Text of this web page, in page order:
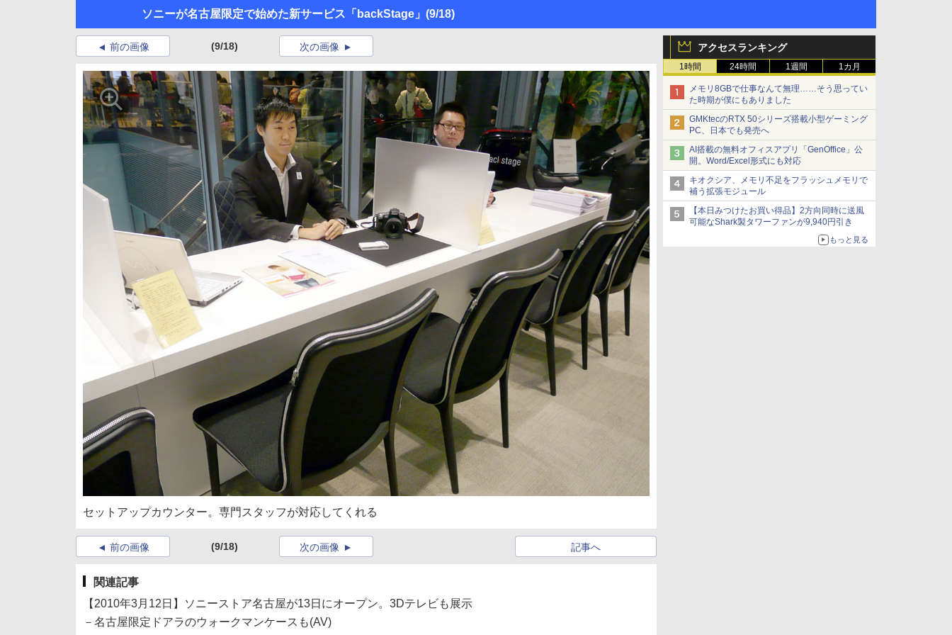
ソニーが名古屋限定で始めた新サービス「backStage」 (9/18)
アクセスランキング
1時間 24時間 1週間 1カ月
メモリ8GBで仕事なんて無理……そう思ってい
た時期が僕にもありました
GMKtecのRTX 50シリーズ搭載小型ゲーミング
PC、日本でも発売へ
AI搭載の無料オフィスアプリ「GenOffice」公
開。Word/Excel形式にも対応
キオクシア、メモリ不足をフラッシュメモリで
補う拡張モジュール
【本日みつけたお買い得品】2方向同時に送風
可能なShark製タワーファンが9,940円引き
もっと見る
前の画像 (9/18) 次の画像
セットアップカウンター。専門スタッフが対応してくれる
前の画像 (9/18) 記事へ
次の画像
関連記事
【2010年3月12日】ソニーストア名古屋が13日にオープン。3Dテレビも展示
－名古屋限定ドアラのウォークマンケースも(AV)